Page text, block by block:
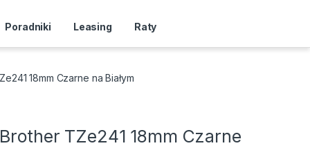
Poradniki Leasing Raty
18mm Czarne na Białym
TZe241 18mm Czarne